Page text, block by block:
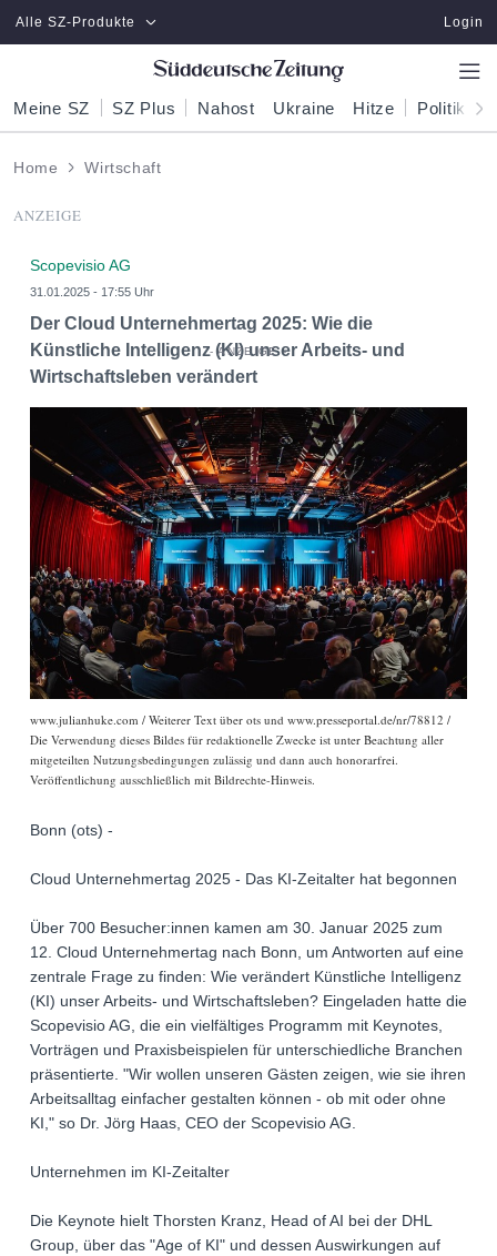
Zum Hauptinhalt springen
Alle SZ-Produkte Login
Meine SZ SZ Plus Nahost Ukraine Hitze Politik
Home Wirtschaft
ANZEIGE
Scopevisio AG
31.01.2025 - 17:55 Uhr
Der Cloud Unternehmertag 2025: Wie die
Künstliche Intelligenz (KI) unser Arbeits- und
Wirtschaftsleben verändert
www.julianhuke.com / Weiterer Text über ots und www.presseportal.de/nr/78812 /
Die Verwendung dieses Bildes für redaktionelle Zwecke ist unter Beachtung aller
mitgeteilten Nutzungsbedingungen zulässig und dann auch honorarfrei.
Veröffentlichung ausschließlich mit Bildrechte-Hinweis.
Bonn (ots) -
Cloud Unternehmertag 2025 - Das KI-Zeitalter hat begonnen
Über 700 Besucher:innen kamen am 30. Januar 2025 zum
12. Cloud Unternehmertag nach Bonn, um Antworten auf eine
zentrale Frage zu finden: Wie verändert Künstliche Intelligenz
(KI) unser Arbeits- und Wirtschaftsleben? Eingeladen hatte die
Scopevisio AG, die ein vielfältiges Programm mit Keynotes,
Vorträgen und Praxisbeispielen für unterschiedliche Branchen
präsentierte. "Wir wollen unseren Gästen zeigen, wie sie ihren
Arbeitsalltag einfacher gestalten können - ob mit oder ohne
KI," so Dr. Jörg Haas, CEO der Scopevisio AG.
Unternehmen im KI-Zeitalter
Die Keynote hielt Thorsten Kranz, Head of AI bei der DHL
Group, über das "Age of KI" und dessen Auswirkungen auf